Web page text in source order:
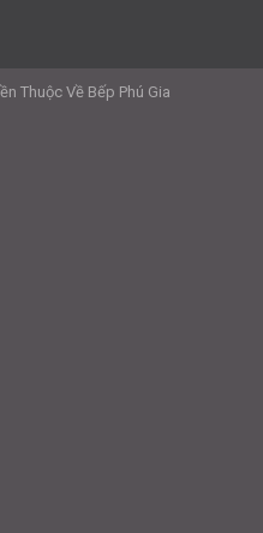
Thuộc Về Bếp Phú Gia